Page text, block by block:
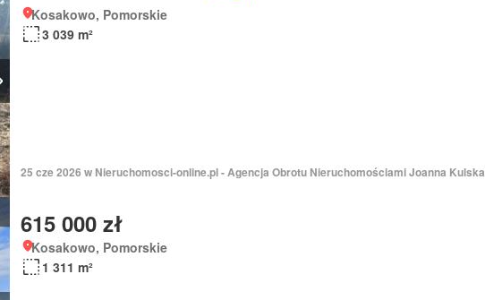
Kosakowo, Pomorskie
3 039 m²
25 cze 2026 w Nieruchomosci-online.pl - Agencja Obrotu Nieruchomościami Joanna Kulska
615 000 zł
Kosakowo, Pomorskie
1 311 m²